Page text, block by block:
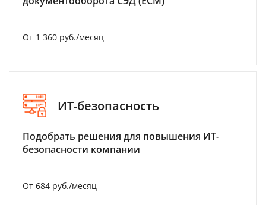
От 1 360 руб./месяц
ИТ-безопасность
Подобрать решения для повышения ИТ-
безопасности компании
От 684 руб./месяц